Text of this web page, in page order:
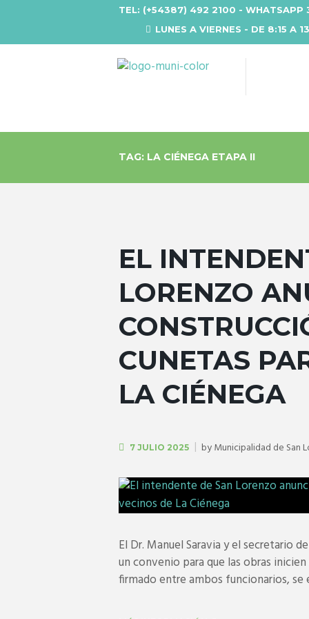
TEL: (+54387) 492 2100 - WHATSAPP
LUNES A VIERNES - DE 8:15 A
TAG: LA CIÉNEGA ETAPA II
EL
LORENZO
CUNETAS
LA CIÉNEGA
7 JULIO 2025 byMunicipalidad de San
El Dr. Manuel Saravia y el secretario
un convenio para que las obras
firmado entre ambos funcionarios, se